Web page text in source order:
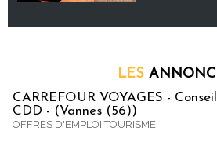
LES
CARREFOUR VOYAGES -
CDD - (Vannes (56))
OFFRES D'EMPLOI TOURISME